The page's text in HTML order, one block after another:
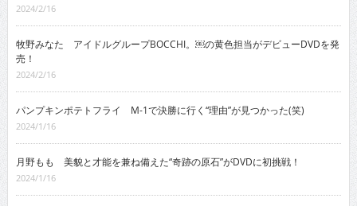
2024/2/16
牧野みなた アイドルグループBOCCHI。￼の黄色担当がデビューDVDを発
売！
2024/2/16
パンプキンポテトフライ M-1で決勝に行く“理由”が見つかった(笑)
2024/1/16
月野もも 美貌と才能を兼ね備えた“奇跡の原石”がDVDに初挑戦！
2024/1/16